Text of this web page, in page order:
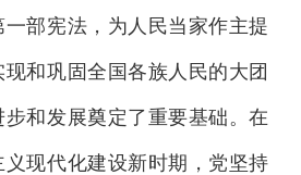
一部宪法，为人民当家作主提
和巩固全国各族人民的大团
和发展奠定了重要基础。在
现代化建设新时期，党坚持